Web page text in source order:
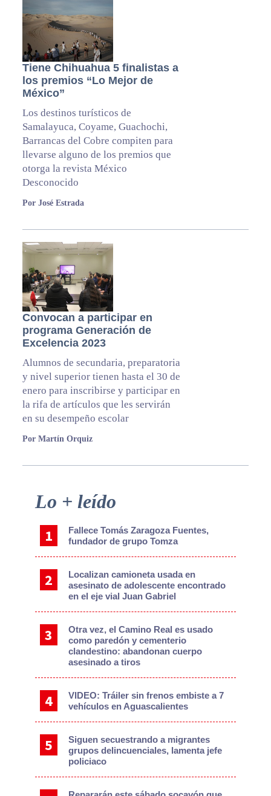
Tiene Chihuahua 5 finalistas a
los premios “Lo Mejor de
México”
Los destinos turísticos de
Samalayuca, Coyame, Guachochi,
Barrancas del Cobre compiten para
llevarse alguno de los premios que
otorga la revista México
Desconocido
Por José Estrada
Convocan a participar en
programa Generación de
Excelencia 2023
Alumnos de secundaria, preparatoria
y nivel superior tienen hasta el 30 de
enero para inscribirse y participar en
la rifa de artículos que les servirán
en su desempeño escolar
Por Martín Orquiz
Primary
Lo + leído
Fallece Tomás Zaragoza Fuentes,
fundador de grupo Tomza
Localizan camioneta usada en
asesinato de adolescente encontrado
en el eje vial Juan Gabriel
Otra vez, el Camino Real es usado
como paredón y cementerio
clandestino: abandonan cuerpo
asesinado a tiros
VIDEO: Tráiler sin frenos embiste a 7
vehículos en Aguascalientes
Siguen secuestrando a migrantes
grupos delincuenciales, lamenta jefe
policiaco